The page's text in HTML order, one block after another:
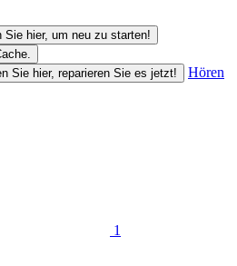
hier, um neu zu starten!
Sie hier, reparieren Sie es jetzt!
Hören
1